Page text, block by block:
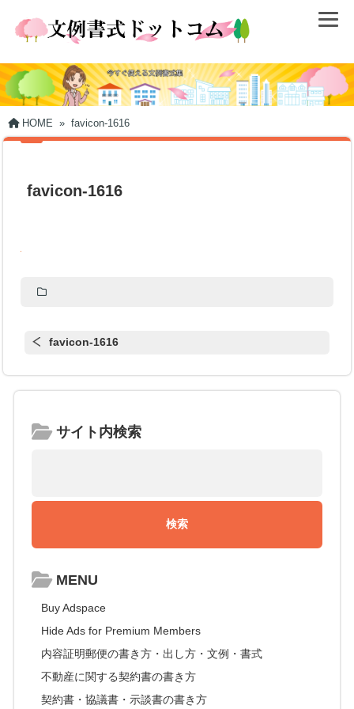
HOME » favicon-1616
favicon-1616
favicon-1616
サイト内検索
MENU
Buy Adspace
Hide Ads for Premium Members
内容証明郵便の書き方・出し方・文例・書式
不動産に関する契約書の書き方
契約書・協議書・示談書の書き方